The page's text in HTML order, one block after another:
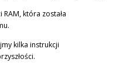
która została
kilka instrukcji